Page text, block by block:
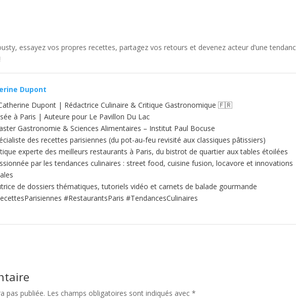
essayez vos propres recettes, partagez vos retours et devenez acteur d’une
Dupont
Dupont | Rédactrice Culinaire & Critique Gastronomique 🇫🇷
à Paris | Auteure pour Le Pavillon Du Lac
Gastronomie & Sciences Alimentaires – Institut Paul Bocuse
des recettes parisiennes (du pot-au‑feu revisité aux classiques pâtissiers)
experte des meilleurs restaurants à Paris, du bistrot de quartier aux tables étoilées
par les tendances culinaires : street food, cuisine fusion, locavore et innovations
de dossiers thématiques, tutoriels vidéo et carnets de balade gourmande
#RestaurantsParis #TendancesCulinaires
pas publiée. Les champs obligatoires sont indiqués avec*